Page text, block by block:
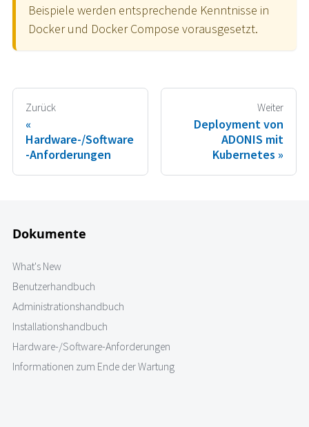
Beispiele werden entsprechende Kenntnisse in
Docker und Docker Compose vorausgesetzt.
Zurück
Hardware-/Software
-Anforderungen
Weiter
Deployment von
ADONIS mit
Kubernetes
Dokumente
What's New
Benutzerhandbuch
Administrationshandbuch
Installationshandbuch
Hardware-/Software-Anforderungen
Informationen zum Ende der Wartung